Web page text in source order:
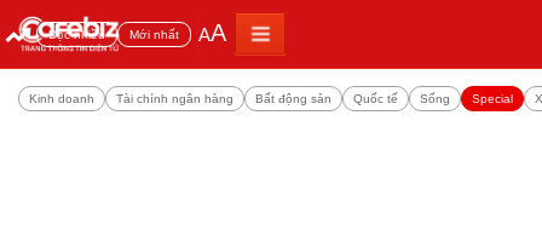
Đọc nhiều Mới nhất AA
Kinh doanh Tài chính ngân hàng Bất động sản Quốc tế Sống Special